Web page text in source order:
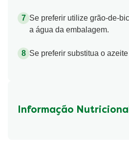
Se preferir utilize grão-de-
a água da embalagem.
Se preferir substitua o
Informação